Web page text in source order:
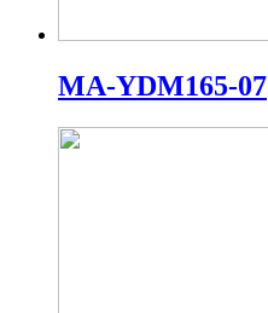
MA-YDM165-07